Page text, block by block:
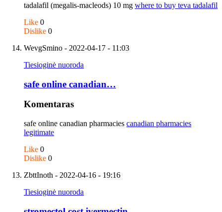
tadalafil (megalis-macleods) 10 mg where to buy teva tadalafil
Like 0
Dislike 0
WevgSmino - 2022-04-17 - 11:03
Tiesioginė nuoroda
safe online canadian…
Komentaras
safe online canadian pharmacies canadian pharmacies
legitimate
Like 0
Dislike 0
ZbttInoth - 2022-04-16 - 19:16
Tiesioginė nuoroda